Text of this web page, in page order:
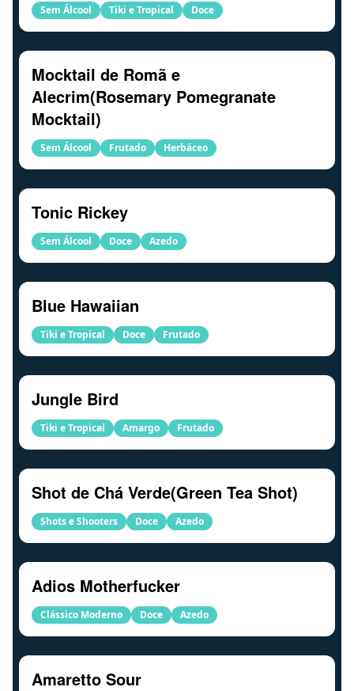
Sem Álcool Tiki e Tropical Doce
Mocktail de Romã e
Alecrim(Rosemary Pomegranate
Mocktail)
Sem Álcool Frutado Herbáceo
Tonic Rickey
Sem Álcool Doce Azedo
Blue Hawaiian
Tiki e Tropical Doce Frutado
Jungle Bird
Tiki e Tropical Amargo Frutado
Shot de Chá Verde(Green Tea Shot)
Shots e Shooters Doce Azedo
Adios Motherfucker
Clássico Moderno Doce Azedo
Amaretto Sour